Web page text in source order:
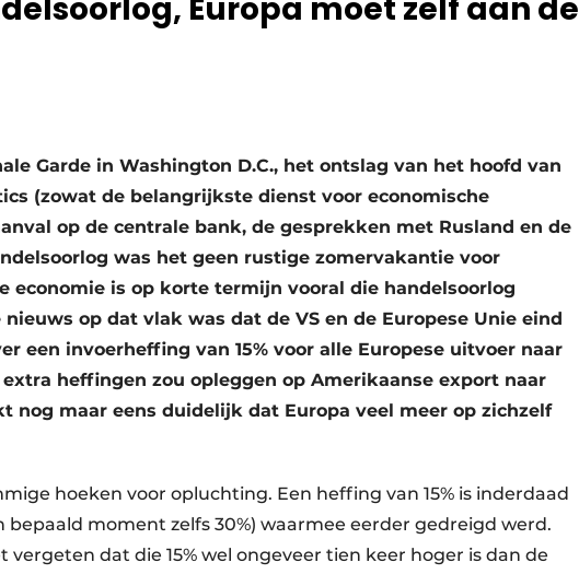
Europa moet zelf aan de
Garde in Washington D.C., het ontslag van het hoofd van
(zowat de belangrijkste dienst voor economische
op de centrale bank, de gesprekken met Rusland en de
was het geen rustige zomervakantie voor
economie is op korte termijn vooral die handelsoorlog
op dat vlak was dat de VS en de Europese Unie eind
een invoerheffing van 15% voor alle Europese uitvoer naar
heffingen zou opleggen op Amerikaanse export naar
nog maar eens duidelijk dat Europa veel meer op zichzelf
hoeken voor opluchting. Een heffing van 15% is inderdaad
bepaald moment zelfs 30%) waarmee eerder gedreigd werd.
dat die 15% wel ongeveer tien keer hoger is dan de